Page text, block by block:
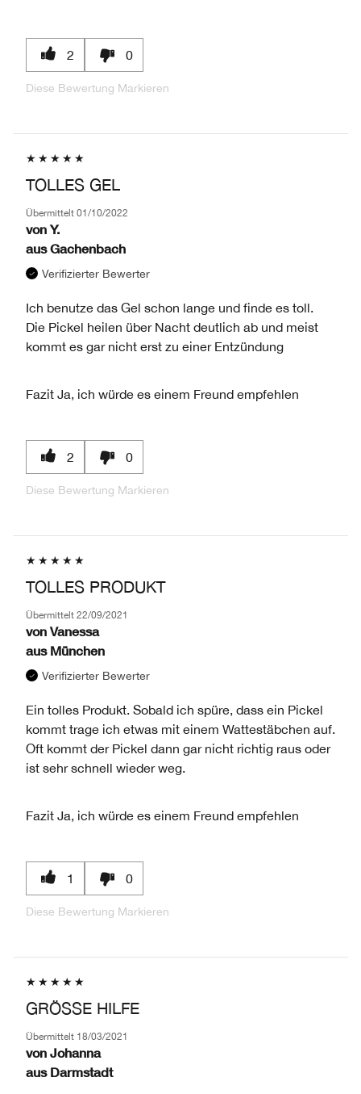
2 0
Diese Bewertung Markieren
TOLLES GEL
Übermittelt 01/10/2022
von Y.
aus Gachenbach
Verifizierter Bewerter
Ich benutze das Gel schon lange und finde es toll.
Die Pickel heilen über Nacht deutlich ab und meist
kommt es gar nicht erst zu einer Entzündung
Fazit Ja, ich würde es einem Freund empfehlen
2 0
Diese Bewertung Markieren
TOLLES PRODUKT
Übermittelt 22/09/2021
von Vanessa
aus München
Verifizierter Bewerter
Ein tolles Produkt. Sobald ich spüre, dass ein Pickel
kommt trage ich etwas mit einem Wattestäbchen auf.
Oft kommt der Pickel dann gar nicht richtig raus oder
ist sehr schnell wieder weg.
Fazit Ja, ich würde es einem Freund empfehlen
1 0
Diese Bewertung Markieren
GRÖSSE HILFE
Übermittelt 18/03/2021
von Johanna
aus Darmstadt